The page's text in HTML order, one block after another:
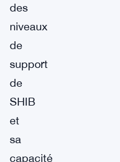
des
niveaux
de
support
de
SHIB
et
sa
capacité